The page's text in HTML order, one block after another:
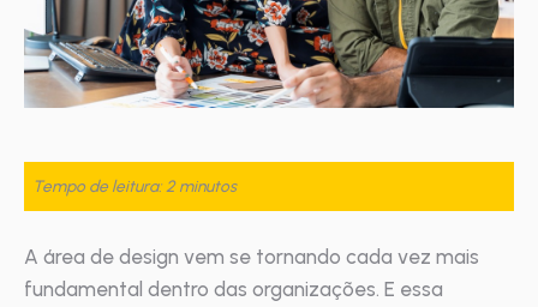
Tempo de leitura: 2 minutos
A área de design vem se tornando cada vez mais
fundamental dentro das organizações. E essa